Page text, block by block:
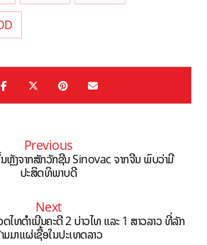
Previous
ຫຼັງຈາກສັກວັກຊີນ Sinovac ຈາກຈີນ ພົບວ່າມີ
ປະສິດທິພາບດີ
Next
ທດຳເນີນຄະດີ 2 ບ່າວໄທ ແລະ 1 ສາວລາວ ທີ່ລັກ
ມມາແຜ່ເຊື້ອໃນປະເທດລາວ